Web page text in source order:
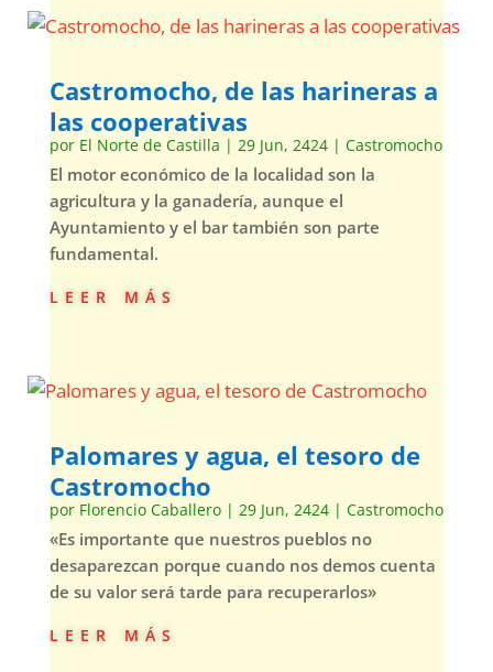
Castromocho, de las harineras a
las cooperativas
por El Norte de Castilla | 29 Jun, 2424| Castromocho
El motor económico de la localidad son la
agricultura y la ganadería, aunque el
Ayuntamiento y el bar también son parte
fundamental.
leer más
Palomares y agua, el tesoro de
Castromocho
por Florencio Caballero| 29 Jun, 2424| Castromocho
«Es importante que nuestros pueblos no
desaparezcan porque cuando nos demos cuenta
de su valor será tarde para recuperarlos»
leer más